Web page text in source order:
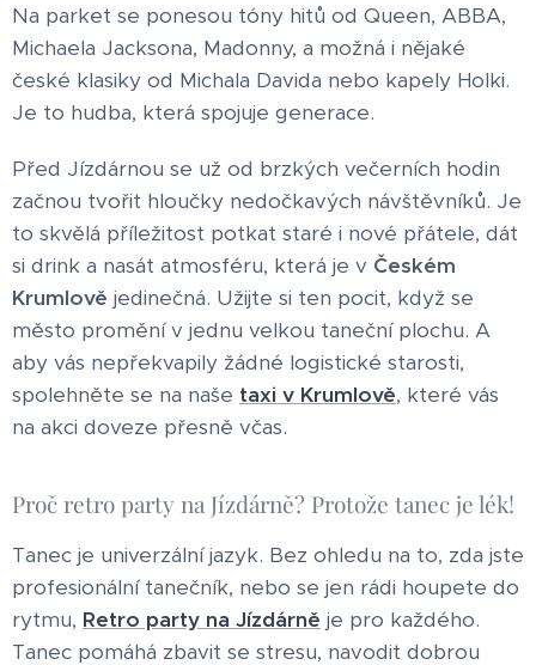
Na parket se ponesou tóny hitů od Queen, ABBA,
Michaela Jacksona, Madonny, a možná i nějaké
české klasiky od Michala Davida nebo kapely Holki.
Je to hudba, která spojuje generace.
Před Jízdárnou se už od brzkých večerních hodin
začnou tvořit hloučky nedočkavých návštěvníků. Je
to skvělá příležitost potkat staré i nové přátele, dát
si drink a nasát atmosféru, která je v Českém
Krumlově jedinečná. Užijte si ten pocit, když se
město promění v jednu velkou taneční plochu. A
aby vás nepřekvapily žádné logistické starosti,
spolehněte se na naše taxi v Krumlově, které vás
na akci doveze přesně včas.
Proč retro party na Jízdárně? Protože tanec je lék!
Tanec je univerzální jazyk. Bez ohledu na to, zda jste
profesionální tanečník, nebo se jen rádi houpete do
rytmu, Retro party na Jízdárně je pro každého.
Tanec pomáhá zbavit se stresu, navodit dobrou